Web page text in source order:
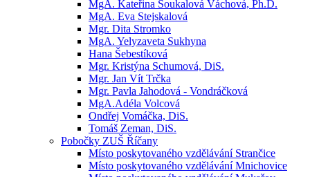
MgA. Kateřina Soukalová Váchová, Ph.D.
MgA. Eva Stejskalová
Mgr. Dita Stromko
MgA. Yelyzaveta Sukhyna
Hana Šebestíková
Mgr. Kristýna Schumová, DiS.
Mgr. Jan Vít Trčka
Mgr. Pavla Jahodová - Vondráčková
MgA.Adéla Volcová
Ondřej Vomáčka, DiS.
Tomáš Zeman, DiS.
Pobočky ZUŠ Říčany
Místo poskytovaného vzdělávání Strančice
Místo poskytovaného vzdělávání Mnichovice